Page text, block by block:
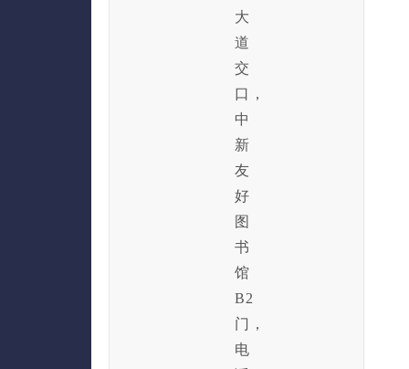
大
道
交
口，
中
新
友
好
图
书
馆
B2
门，
电